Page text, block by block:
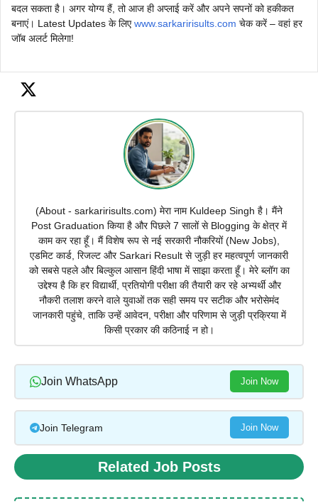
बदल सकता है। अगर योग्य हैं, तो आज ही अप्लाई करें और अपने सपनों को हकीकत
बनाएं। Latest Updates के लिएwww.sarkaririsults.com चेक करें – वहां हर
जॉब अलर्ट मिलेगा!
(About - sarkaririsults.com) मेरा नाम Kuldeep Singh है। मैंने
Post Graduation किया है और पिछले 7 सालों से Blogging के क्षेत्र में
काम कर रहा हूँ। मैं विशेष रूप से नई सरकारी नौकरियों (New Jobs),
एडमिट कार्ड, रिजल्ट और Sarkari Result से जुड़ी हर महत्वपूर्ण जानकारी
को सबसे पहले और बिल्कुल आसान हिंदी भाषा में साझा करता हूँ। मेरे ब्लॉग का
उद्देश्य है कि हर विद्यार्थी, प्रतियोगी परीक्षा की तैयारी कर रहे अभ्यर्थी और
नौकरी तलाश करने वाले युवाओं तक सही समय पर सटीक और भरोसेमंद
जानकारी पहुंचे, ताकि उन्हें आवेदन, परीक्षा और परिणाम से जुड़ी प्रक्रिया में
किसी प्रकार की कठिनाई न हो।
Join WhatsApp Join Now
Join Telegram Join Now
Related Job Posts